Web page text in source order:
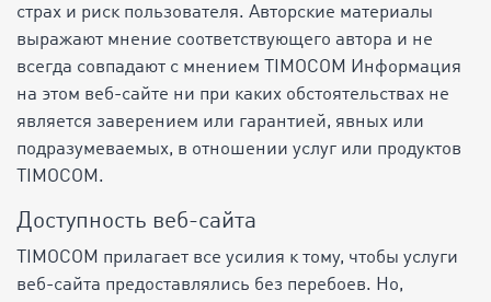
страх и риск пользователя. Авторские материалы
выражают мнение соответствующего автора и не
всегда совпадают с мнением TIMOCOM Информация
на этом веб-сайте ни при каких обстоятельствах не
является заверением или гарантией, явных или
подразумеваемых, в отношении услуг или продуктов
TIMOCOM.
Доступность веб-сайта
TIMOCOM прилагает все усилия к тому, чтобы услуги
веб-сайта предоставлялись без перебоев. Но,